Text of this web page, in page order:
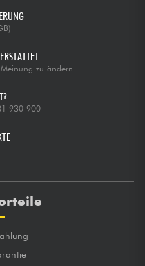
zu ändern
930 900